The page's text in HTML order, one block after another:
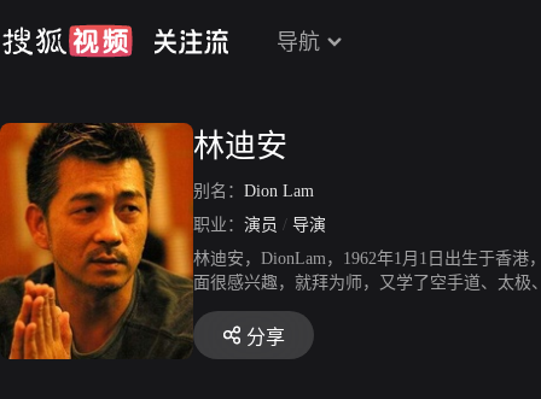
导航
林迪安
别名： Dion Lam
职业： 演员 / 导演
林迪安，DionLam，1962年1月1日出生于香
面很感兴趣，就拜为师，又学了空手道、太
副导演，大部分都是在做武师，做过周润发
跟了程小东，从《风云》、《华英雄》开始
2021年，执导反腐悬疑题材网剧《黑金风暴》
分享